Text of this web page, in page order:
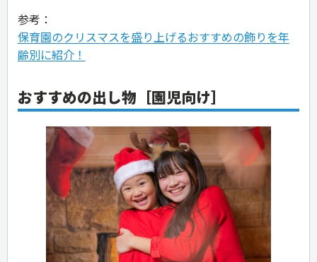
参考：
保育園のクリスマスを盛り上げるおすすめの飾りを年
齢別に紹介！
おすすめの出し物［園児向け］